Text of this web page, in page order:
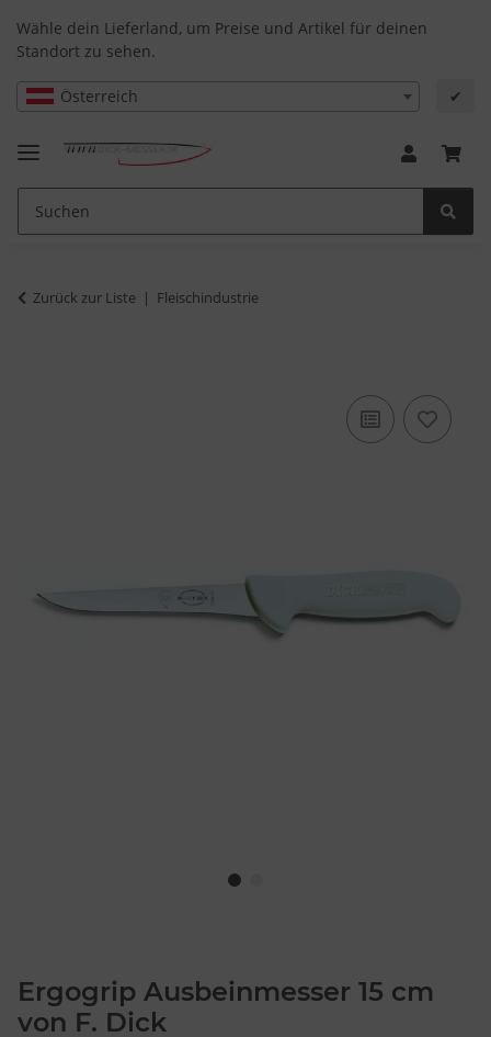
Wähle dein Lieferland, um Preise und Artikel für deinen
Standort zu sehen.
Österreich ✔
Zurück zur Liste Fleischindustrie
Ergogrip Ausbeinmesser 15 cm
von F. Dick